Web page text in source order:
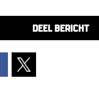
DEEL BERICHT